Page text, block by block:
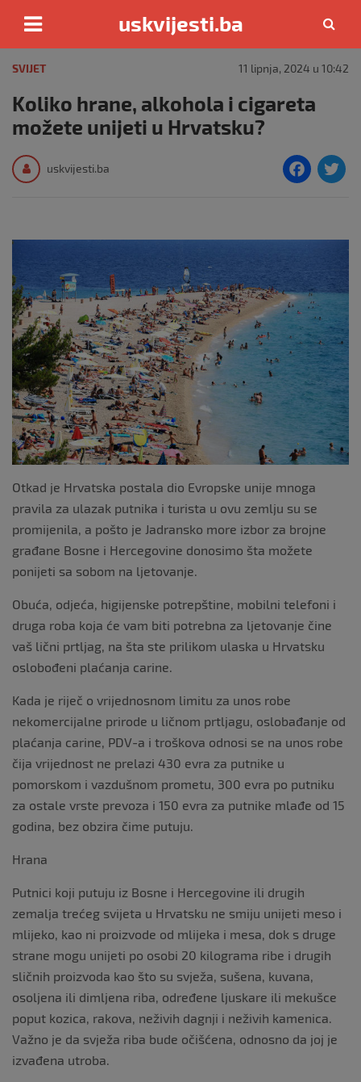
content
uskvijesti.ba
SVIJET 11 lipnja, 2024 u 10:42
Koliko hrane, alkohola i cigareta
možete unijeti u Hrvatsku?
uskvijesti.ba
F
e
o
o
k
Otkad je Hrvatska postala dio Evropske unije mnoga
pravila za ulazak putnika i turista u ovu zemlju su se
promijenila, a pošto je Jadransko more izbor za brojne
građane Bosne i Hercegovine donosimo šta možete
ponijeti sa sobom na ljetovanje.
Obuća, odjeća, higijenske potrepštine, mobilni telefoni i
druga roba koja će vam biti potrebna za ljetovanje čine
vaš lični prtljag, na šta ste prilikom ulaska u Hrvatsku
oslobođeni plaćanja carine.
Kada je riječ o vrijednosnom limitu za unos robe
nekomercijalne prirode u ličnom prtljagu, oslobađanje od
plaćanja carine, PDV-a i troškova odnosi se na unos robe
čija vrijednost ne prelazi 430 evra za putnike u
pomorskom i vazdušnom prometu, 300 evra po putniku
za ostale vrste prevoza i 150 evra za putnike mlađe od 15
godina, bez obzira čime putuju.
Hrana
Putnici koji putuju iz Bosne i Hercegovine ili drugih
zemalja trećeg svijeta u Hrvatsku ne smiju unijeti meso i
mlijeko, kao ni proizvode od mlijeka i mesa, dok s druge
strane mogu unijeti po osobi 20 kilograma ribe i drugih
sličnih proizvoda kao što su svježa, sušena, kuvana,
osoljena ili dimljena riba, određene ljuskare ili mekušce
poput kozica, rakova, neživih dagnji i neživih kamenica.
Važno je da svježa riba bude očišćena, odnosno da joj je
izvađena utroba.